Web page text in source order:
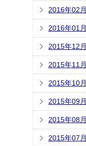
2016年02月
2016年01月
2015年12月
2015年11月
2015年10月
2015年09月
2015年08月
2015年07月